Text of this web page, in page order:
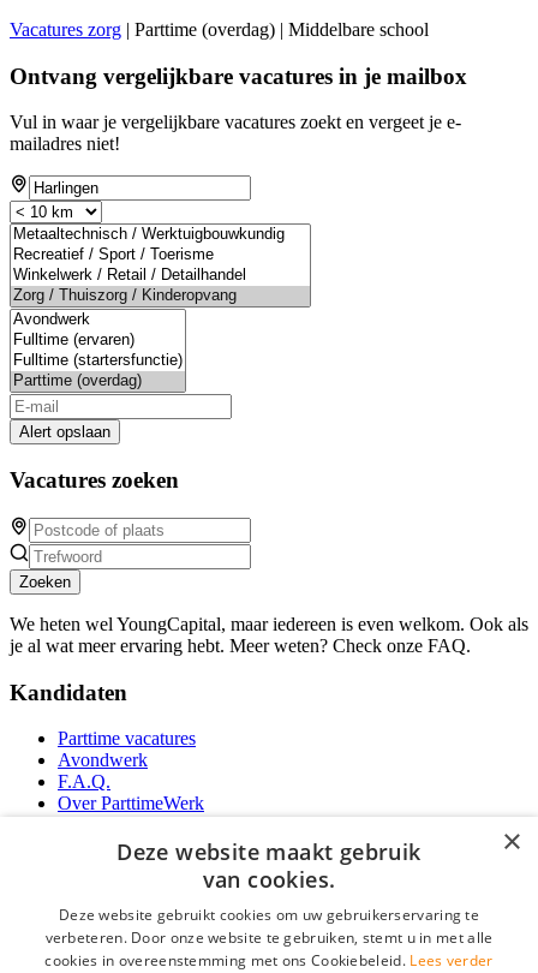
Vacatures zorg | Parttime (overdag) | Middelbare school
Ontvang vergelijkbare vacatures in je mailbox
Vul in waar je vergelijkbare vacatures zoekt en vergeet je e-
mailadres niet!
Alert opslaan
Vacatures zoeken
Zoeken
We heten wel YoungCapital, maar iedereen is even welkom. Ook als
je al wat meer ervaring hebt. Meer weten? Check onze FAQ.
Kandidaten
Parttime vacatures
Avondwerk
F.A.Q.
Over ParttimeWerk
YoungCapital Android App
Parttime personeel
Vacature aanmelden
×
Deze website maakt gebruik
van cookies.
Deze website gebruikt cookies om uw gebruikerservaring te
verbeteren. Door onze website te gebruiken, stemt u in met alle
cookies in overeenstemming met ons Cookiebeleid. Lees verder